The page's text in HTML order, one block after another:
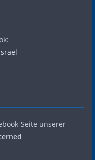
Seite unserer